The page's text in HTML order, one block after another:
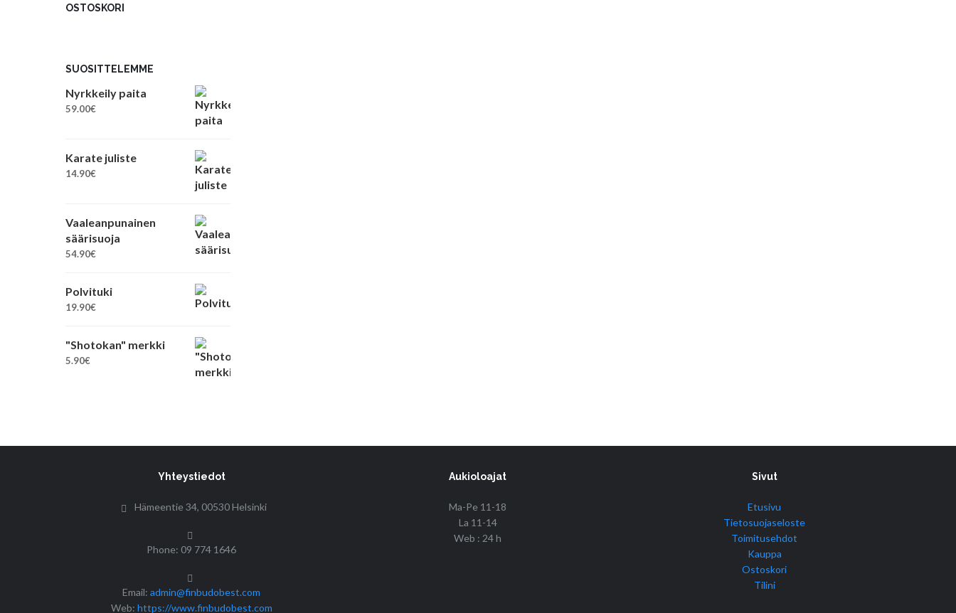
OSTOSKORI
SUOSITTELEMME
Nyrkkeily paita
59.00€
Karate juliste
14.90€
Vaaleanpunainen
säärisuoja
54.90€
Polvituki
19.90€
"Shotokan" merkki
5.90€
Yhteystiedot
Hämeentie 34, 00530 Helsinki
Phone: 09 774 1646
Email:admin@finbudobest.com
Web: https://www.finbudobest.com
Aukioloajat
Ma-Pe 11-18
La 11-14
Web : 24 h
Sivut
Etusivu
Tietosuojaseloste
Toimitusehdot
Kauppa
Ostoskori
Tilini